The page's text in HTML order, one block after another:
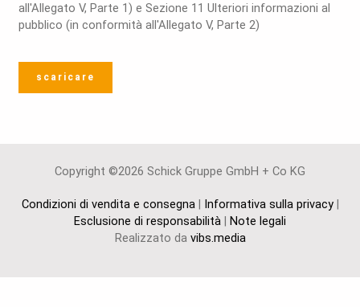
all'Allegato V, Parte 1) e Sezione 11 Ulteriori informazioni al
pubblico (in conformità all'Allegato V, Parte 2)
scaricare
Copyright ©2026 Schick Gruppe GmbH + Co KG
Condizioni di vendita e consegna| Informativa sulla privacy|
Esclusione di responsabilità | Note legali
Realizzato da vibs.media